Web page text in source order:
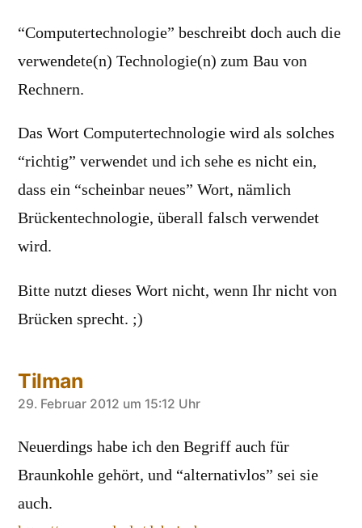
“Computertechnologie” beschreibt doch auch die
verwendete(n) Technologie(n) zum Bau von
Rechnern.
Das Wort Computertechnologie wird als solches
“richtig” verwendet und ich sehe es nicht ein,
dass ein “scheinbar neues” Wort, nämlich
Brückentechnologie, überall falsch verwendet
wird.
Bitte nutzt dieses Wort nicht, wenn Ihr nicht von
Brücken sprecht. ;)
Tilman
sagt:
29. Februar 2012 um 15:12 Uhr
Neuerdings habe ich den Begriff auch für
Braunkohle gehört, und “alternativlos” sei sie
auch.